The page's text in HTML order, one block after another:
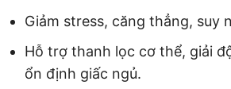
Giảm stress, căng thẳng, suy
Hỗ trợ thanh lọc cơ thể, giải
ổn định giấc ngủ.